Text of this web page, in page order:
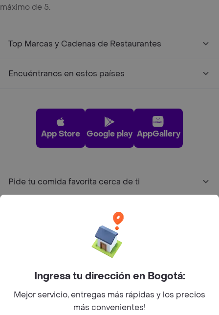
máximo de 5.
Top Marcas y Cadenas de Restaurantes
Encuéntranos en estos países
App Store Google play AppGallery
Pide tu comida favorita cerca de ti
Sobre Rappi
Facebook
TwitterInstagram
Ingresa tu dirección en Bogotá:
Mejor servicio, entregas más rápidas y los precios
más convenientes!